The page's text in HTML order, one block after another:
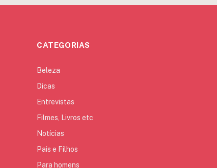
CATEGORIAS
Beleza
Dicas
Entrevistas
Filmes, Livros etc
Notícias
Pais e Filhos
Para homens